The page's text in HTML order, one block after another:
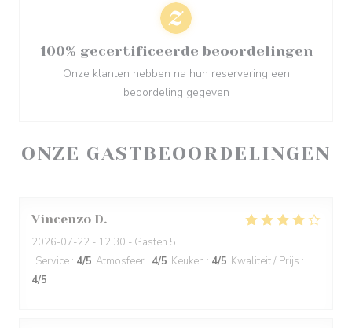
ONZE GASTBEOORDELINGEN
Vincenzo D
2026-07-22 - 12:30 - Gasten 5
Service : 4/5 Atmosfeer : 4/5 Keuken : 4/5 Kwaliteit / Prijs :
4/5
100% gecertificeerde beoordelingen
Onze klanten hebben na hun reservering een
beoordeling gegeven